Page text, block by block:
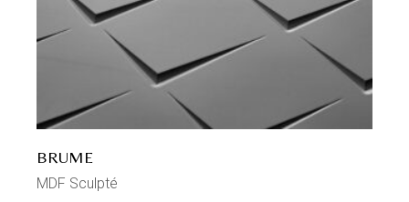
BRUME
MDF Sculpté